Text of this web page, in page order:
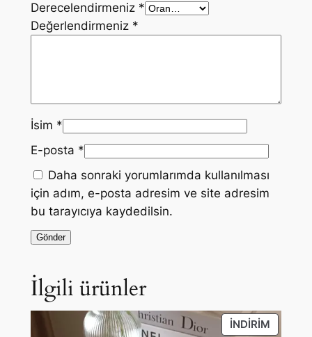
Derecelendirmeniz *
Değerlendirmeniz *
İsim *
E-posta *
Daha sonraki yorumlarımda kullanılması
için adım, e-posta adresim ve site adresim
bu tarayıcıya kaydedilsin.
İlgili ürünler
İNDIRIM